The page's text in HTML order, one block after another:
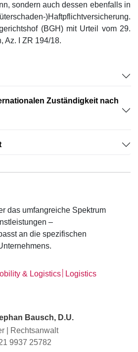
sondern auch dessen ebenfalls in
)Haftpflichtversicherung.
(BGH) mit Urteil vom 29.
Az. I ZR 194/18.
Zuständigkeit nach
das umfangreiche Spektrum
–
an die spezifischen
& Logistics Logistics
Bausch, D.U.
Rechtsanwalt
9937 25782